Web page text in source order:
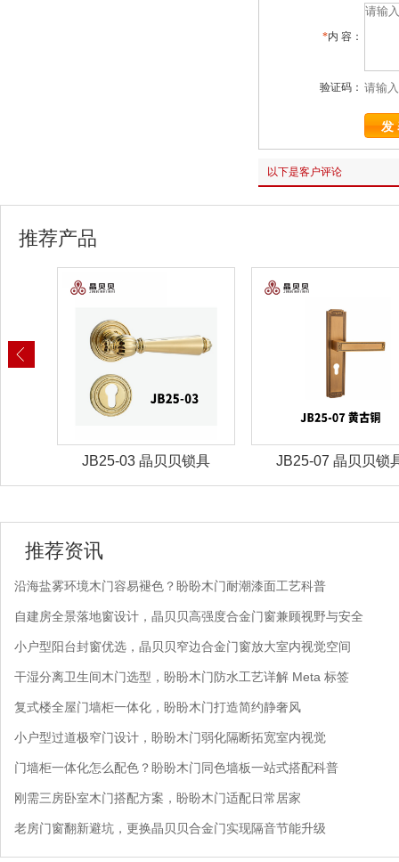
*内 容：
验证码：
以下是客户评论
推荐产品
JB25-03 晶贝贝锁具 JB25-07 晶贝贝锁
推荐资讯
沿海盐雾环境木门容易褪色？盼盼木门耐潮漆面工艺科普
自建房全景落地窗设计，晶贝贝高强度合金门窗兼顾视野与安全
小户型阳台封窗优选，晶贝贝窄边合金门窗放大室内视觉空间
干湿分离卫生间木门选型，盼盼木门防水工艺详解 Meta 标签
复式楼全屋门墙柜一体化，盼盼木门打造简约静奢风
小户型过道极窄门设计，盼盼木门弱化隔断拓宽室内视觉
门墙柜一体化怎么配色？盼盼木门同色墙板一站式搭配科普
刚需三房卧室木门搭配方案，盼盼木门适配日常居家
老房门窗翻新避坑，更换晶贝贝合金门实现隔音节能升级